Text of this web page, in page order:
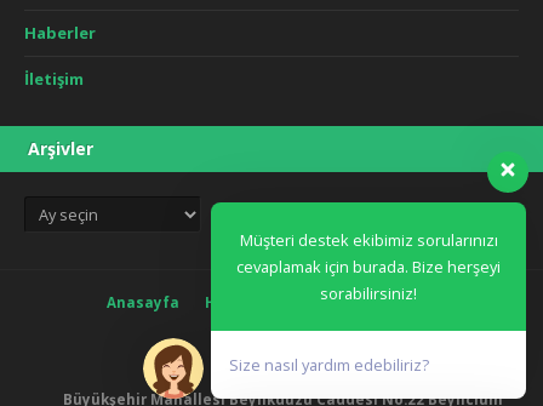
Haberler
İletişim
Arşivler
Arşivler
Anasayfa Hakkımızda Blog İletişim
Büyükşehir Mahallesi Beylikdüzü Caddesi No:22 Beylicium
Müşteri destek ekibimiz sorularınızı
cevaplamak için burada. Bize herşeyi
sorabilirsiniz!
Size nasıl yardım edebiliriz?